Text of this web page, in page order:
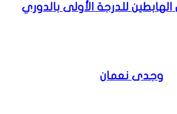
للدرجة الأولى بالدوري
وجدى نعمان